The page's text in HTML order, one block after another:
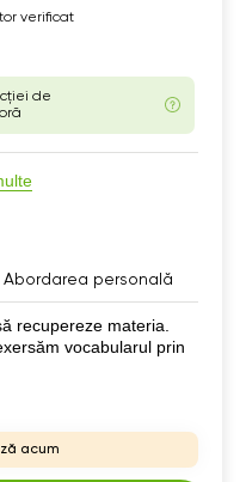
verificat
de
Abordarea personală
recupereze materia.
vocabularul prin
acum